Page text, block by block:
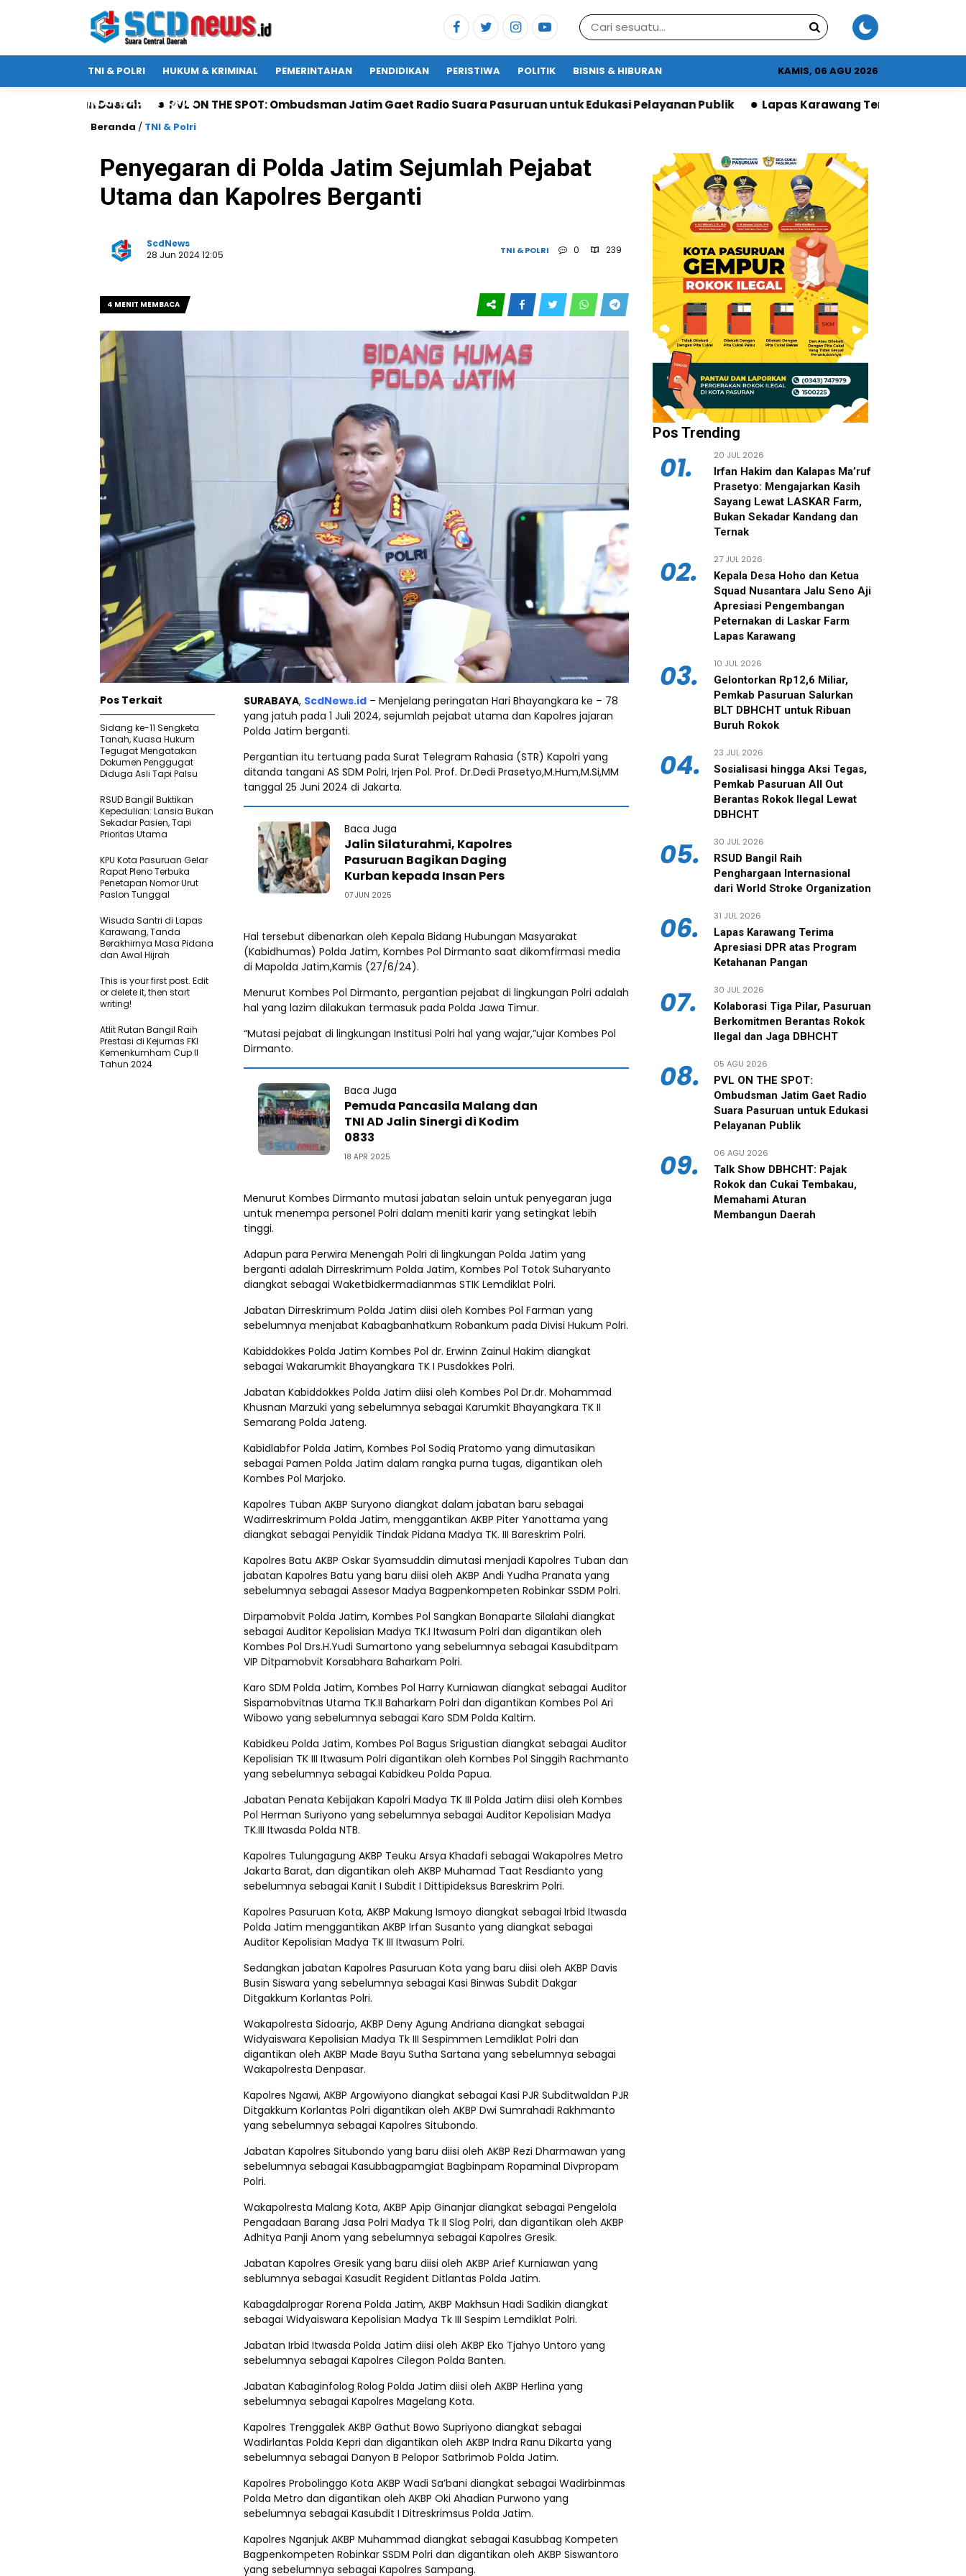
TNI & POLRI HUKUM & KRIMINAL PEMERINTAHAN PENDIDIKAN PERISTIWA POLITIK BISNIS & HIBURAN
IKLAN & ADVERTORIAL
KAMIS, 06 AGU 2026
PVL ON THE SPOT: Ombudsman Jatim Gaet Radio Suara Pasuruan untuk Edukasi Pelayanan Publik Lapas Karawang Terima Apresiasi DPR atas
Beranda / TNI & Polri
Penyegaran di Polda Jatim Sejumlah Pejabat
Utama dan Kapolres Berganti
ScdNews
28 Jun 2024 12:05
TNI & POLRI 0 239
4 MENIT MEMBACA
SURABAYA, ScdNews.id – Menjelang peringatan Hari Bhayangkara ke – 78
yang jatuh pada 1 Juli 2024, sejumlah pejabat utama dan Kapolres jajaran
Polda Jatim berganti.
Pergantian itu tertuang pada Surat Telegram Rahasia (STR) Kapolri yang
ditanda tangani AS SDM Polri, Irjen Pol. Prof. Dr.Dedi Prasetyo,M.Hum,M.Si,MM
tanggal 25 Juni 2024 di Jakarta.
Baca Juga
Jalin Silaturahmi, Kapolres
Pasuruan Bagikan Daging
Kurban kepada Insan Pers
07 JUN 2025
Hal tersebut dibenarkan oleh Kepala Bidang Hubungan Masyarakat
(Kabidhumas) Polda Jatim, Kombes Pol Dirmanto saat dikomfirmasi media
di Mapolda Jatim,Kamis (27/6/24).
Menurut Kombes Pol Dirmanto, pergantian pejabat di lingkungan Polri adalah
hal yang lazim dilakukan termasuk pada Polda Jawa Timur.
“Mutasi pejabat di lingkungan Institusi Polri hal yang wajar,”ujar Kombes Pol
Dirmanto.
Baca Juga
Pemuda Pancasila Malang dan
TNI AD Jalin Sinergi di Kodim
0833
18 APR 2025
Menurut Kombes Dirmanto mutasi jabatan selain untuk penyegaran juga
untuk menempa personel Polri dalam meniti karir yang setingkat lebih
tinggi.
Adapun para Perwira Menengah Polri di lingkungan Polda Jatim yang
berganti adalah Dirreskrimum Polda Jatim, Kombes Pol Totok Suharyanto
diangkat sebagai Waketbidkermadianmas STIK Lemdiklat Polri.
Jabatan Dirreskrimum Polda Jatim diisi oleh Kombes Pol Farman yang
sebelumnya menjabat Kabagbanhatkum Robankum pada Divisi Hukum Polri.
Kabiddokkes Polda Jatim Kombes Pol dr. Erwinn Zainul Hakim diangkat
sebagai Wakarumkit Bhayangkara TK I Pusdokkes Polri.
Jabatan Kabiddokkes Polda Jatim diisi oleh Kombes Pol Dr.dr. Mohammad
Khusnan Marzuki yang sebelumnya sebagai Karumkit Bhayangkara TK II
Semarang Polda Jateng.
Kabidlabfor Polda Jatim, Kombes Pol Sodiq Pratomo yang dimutasikan
sebagai Pamen Polda Jatim dalam rangka purna tugas, digantikan oleh
Kombes Pol Marjoko.
Kapolres Tuban AKBP Suryono diangkat dalam jabatan baru sebagai
Wadirreskrimum Polda Jatim, menggantikan AKBP Piter Yanottama yang
diangkat sebagai Penyidik Tindak Pidana Madya TK. III Bareskrim Polri.
Kapolres Batu AKBP Oskar Syamsuddin dimutasi menjadi Kapolres Tuban dan
jabatan Kapolres Batu yang baru diisi oleh AKBP Andi Yudha Pranata yang
sebelumnya sebagai Assesor Madya Bagpenkompeten Robinkar SSDM Polri.
Dirpamobvit Polda Jatim, Kombes Pol Sangkan Bonaparte Silalahi diangkat
sebagai Auditor Kepolisian Madya TK.I Itwasum Polri dan digantikan oleh
Kombes Pol Drs.H.Yudi Sumartono yang sebelumnya sebagai Kasubditpam
VIP Ditpamobvit Korsabhara Baharkam Polri.
Karo SDM Polda Jatim, Kombes Pol Harry Kurniawan diangkat sebagai Auditor
Sispamobvitnas Utama TK.II Baharkam Polri dan digantikan Kombes Pol Ari
Wibowo yang sebelumnya sebagai Karo SDM Polda Kaltim.
Kabidkeu Polda Jatim, Kombes Pol Bagus Srigustian diangkat sebagai Auditor
Kepolisian TK III Itwasum Polri digantikan oleh Kombes Pol Singgih Rachmanto
yang sebelumnya sebagai Kabidkeu Polda Papua.
Jabatan Penata Kebijakan Kapolri Madya TK III Polda Jatim diisi oleh Kombes
Pol Herman Suriyono yang sebelumnya sebagai Auditor Kepolisian Madya
TK.III Itwasda Polda NTB.
⁠Kapolres Tulungagung AKBP Teuku Arsya Khadafi sebagai Wakapolres Metro
Jakarta Barat, dan digantikan oleh AKBP Muhamad Taat Resdianto yang
sebelumnya sebagai Kanit I Subdit I Dittipideksus Bareskrim Polri.
Kapolres Pasuruan Kota, AKBP Makung Ismoyo diangkat sebagai Irbid Itwasda
Polda Jatim menggantikan AKBP Irfan Susanto yang diangkat sebagai
Auditor Kepolisian Madya TK III Itwasum Polri.
Sedangkan jabatan Kapolres Pasuruan Kota yang baru diisi oleh AKBP Davis
Busin Siswara yang sebelumnya sebagai Kasi Binwas Subdit Dakgar
Ditgakkum Korlantas Polri.
Wakapolresta Sidoarjo, AKBP Deny Agung Andriana diangkat sebagai
Widyaiswara Kepolisian Madya Tk III Sespimmen Lemdiklat Polri dan
digantikan oleh AKBP Made Bayu Sutha Sartana yang sebelumnya sebagai
Wakapolresta Denpasar.
Kapolres Ngawi, AKBP Argowiyono diangkat sebagai Kasi PJR Subditwaldan PJR
Ditgakkum Korlantas Polri digantikan oleh AKBP Dwi Sumrahadi Rakhmanto
yang sebelumnya sebagai Kapolres Situbondo.
Jabatan Kapolres Situbondo yang baru diisi oleh AKBP Rezi Dharmawan yang
sebelumnya sebagai Kasubbagpamgiat Bagbinpam Ropaminal Divpropam
Polri.
Wakapolresta Malang Kota, AKBP Apip Ginanjar diangkat sebagai Pengelola
Pengadaan Barang Jasa Polri Madya Tk II Slog Polri, dan digantikan oleh AKBP
Adhitya Panji Anom yang sebelumnya sebagai Kapolres Gresik.
Jabatan Kapolres Gresik yang baru diisi oleh AKBP Arief Kurniawan yang
seblumnya sebagai Kasudit Regident Ditlantas Polda Jatim.
Kabagdalprogar Rorena Polda Jatim, AKBP Makhsun Hadi Sadikin diangkat
sebagai Widyaiswara Kepolisian Madya Tk III Sespim Lemdiklat Polri.
Jabatan Irbid Itwasda Polda Jatim diisi oleh AKBP Eko Tjahyo Untoro yang
sebelumnya sebagai Kapolres Cilegon Polda Banten.
⁠Jabatan Kabaginfolog Rolog Polda Jatim diisi oleh AKBP Herlina yang
sebelumnya sebagai Kapolres Magelang Kota.
Kapolres Trenggalek AKBP Gathut Bowo Supriyono diangkat sebagai
Wadirlantas Polda Kepri dan digantikan oleh AKBP Indra Ranu Dikarta yang
sebelumnya sebagai Danyon B Pelopor Satbrimob Polda Jatim.
Kapolres Probolinggo Kota AKBP Wadi Sa’bani diangkat sebagai Wadirbinmas
Polda Metro dan digantikan oleh AKBP Oki Ahadian Purwono yang
sebelumnya sebagai Kasubdit I Ditreskrimsus Polda Jatim.
Kapolres Nganjuk AKBP Muhammad diangkat sebagai Kasubbag Kompeten
Bagpenkompeten Robinkar SSDM Polri dan digantikan oleh AKBP Siswantoro
yang sebelumnya sebagai Kapolres Sampang.
Pos Terkait
Sidang ke-11 Sengketa
Tanah, Kuasa Hukum
Tegugat Mengatakan
Dokumen Penggugat
Diduga Asli Tapi Palsu
‎RSUD Bangil Buktikan
Kepedulian: Lansia Bukan
Sekadar Pasien, Tapi
Prioritas Utama
KPU Kota Pasuruan Gelar
Rapat Pleno Terbuka
Penetapan Nomor Urut
Paslon Tunggal
Wisuda Santri di Lapas
Karawang, Tanda
Berakhirnya Masa Pidana
dan Awal Hijrah
This is your first post. Edit
or delete it, then start
writing!
Atlit Rutan Bangil Raih
Prestasi di Kejurnas FKI
Kemenkumham Cup II
Tahun 2024
Pos Trending
01. 20 JUL 2026
‎Irfan Hakim dan Kalapas Ma’ruf
Prasetyo: Mengajarkan Kasih
Sayang Lewat LASKAR Farm,
Bukan Sekadar Kandang dan
Ternak
02. 27 JUL 2026
‎Kepala Desa Hoho dan Ketua
Squad Nusantara Jalu Seno Aji
Apresiasi Pengembangan
Peternakan di Laskar Farm
Lapas Karawang
03. 10 JUL 2026
Gelontorkan Rp12,6 Miliar,
Pemkab Pasuruan Salurkan
BLT DBHCHT untuk Ribuan
Buruh Rokok
04. 23 JUL 2026
‎Sosialisasi hingga Aksi Tegas,
Pemkab Pasuruan All Out
Berantas Rokok Ilegal Lewat
DBHCHT
05. 30 JUL 2026
RSUD Bangil Raih
Penghargaan Internasional
dari World Stroke Organization
06. 31 JUL 2026
Lapas Karawang Terima
Apresiasi DPR atas Program
Ketahanan Pangan
07. 30 JUL 2026
‎Kolaborasi Tiga Pilar, Pasuruan
Berkomitmen Berantas Rokok
Ilegal dan Jaga DBHCHT
08. 05 AGU 2026
PVL ON THE SPOT:
Ombudsman Jatim Gaet Radio
Suara Pasuruan untuk Edukasi
Pelayanan Publik
09. 06 AGU 2026
‎Talk Show DBHCHT: Pajak
Rokok dan Cukai Tembakau,
Memahami Aturan
Membangun Daerah